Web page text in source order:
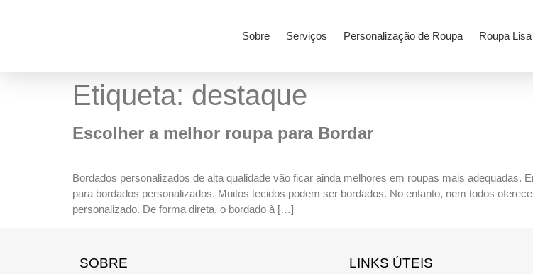
Sobre Serviços Personalização de Roupa Roupa Lisa
Etiqueta: destaque
Escolher a melhor roupa para Bordar
Bordados personalizados de alta qualidade vão ficar ainda melhores em roupas mais
para bordados personalizados. Muitos tecidos podem ser bordados. No entanto, nem todos
personalizado. De forma direta, o bordado à […]
SOBRE LINKS ÚTEIS